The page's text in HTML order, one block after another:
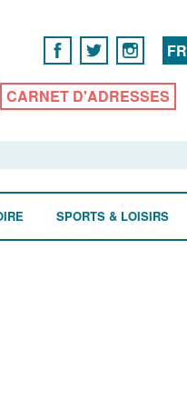
FR
CARNET D'ADRESSES
SPORTS & LOISIRS